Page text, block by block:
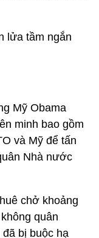
lửa tầm ngắn
Mỹ Obama
minh bao gồm
và Mỹ để tấn
Nhà nước
chở khoảng
quân
bị buộc hạ